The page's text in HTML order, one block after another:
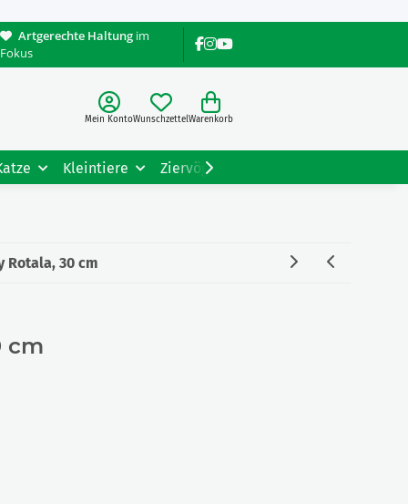
Artgerechte Haltungim
Fokus
Mein KontoWunschzettelWarenkorb
Kleintiere Ziervögel
Rotala, 30 cm
cm